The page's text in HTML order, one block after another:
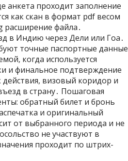
анкета проходит заполнение
как скан в формат pdf весом
файла․
в Индию через Дели или Гоа․
точные паспортные данные
когда используется
и финальное подтверждение
действия, визовый коридор и
в страну․ Пошаговая
обратный билет и бронь
и оригинальный
от выбранного периода и не
не участвуют в
проходит по штрих-